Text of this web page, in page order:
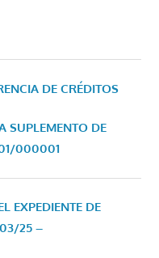
DE CRÉDITOS
SUPLEMENTO DE
000001
EXPEDIENTE DE
03/25 –